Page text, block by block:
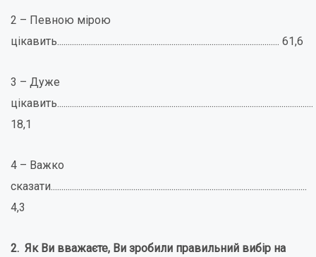
2 – Певною мірою
цікавить......................................................................................................... 61,6
3 – Дуже
цікавить.........................................................................................................................
18,1
4 – Важко
сказати.........................................................................................................................
4,3
2. Як Ви вважаєте, Ви зробили правильний вибір на